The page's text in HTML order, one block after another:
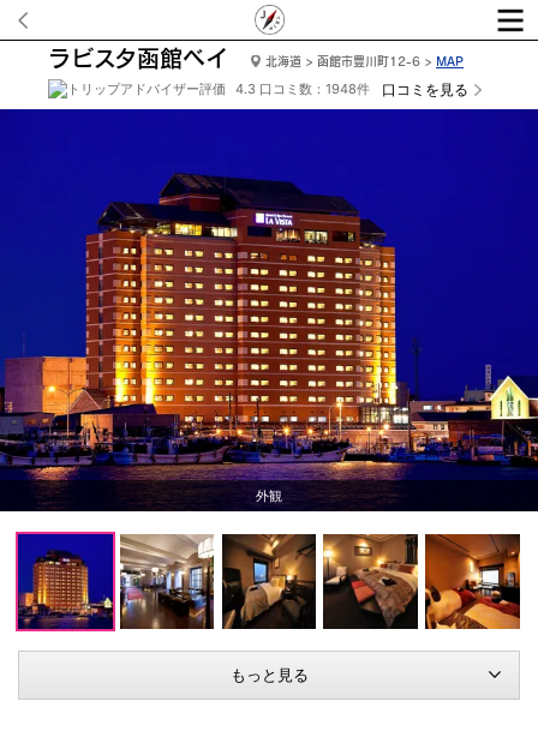
ラビスタ函館ベイ 北海道 > 函館市豊川町12-6 > MAP
4.3 口コミ数：1948件 口コミを見る
落ち着いたロビー
もっと見る